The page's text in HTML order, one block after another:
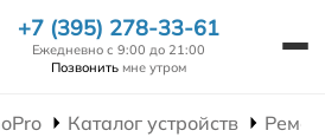
+7 (395) 278-33-61
Ежедневно с 9:00 до 21:00
Позвонить мне утром
Каталог устройств